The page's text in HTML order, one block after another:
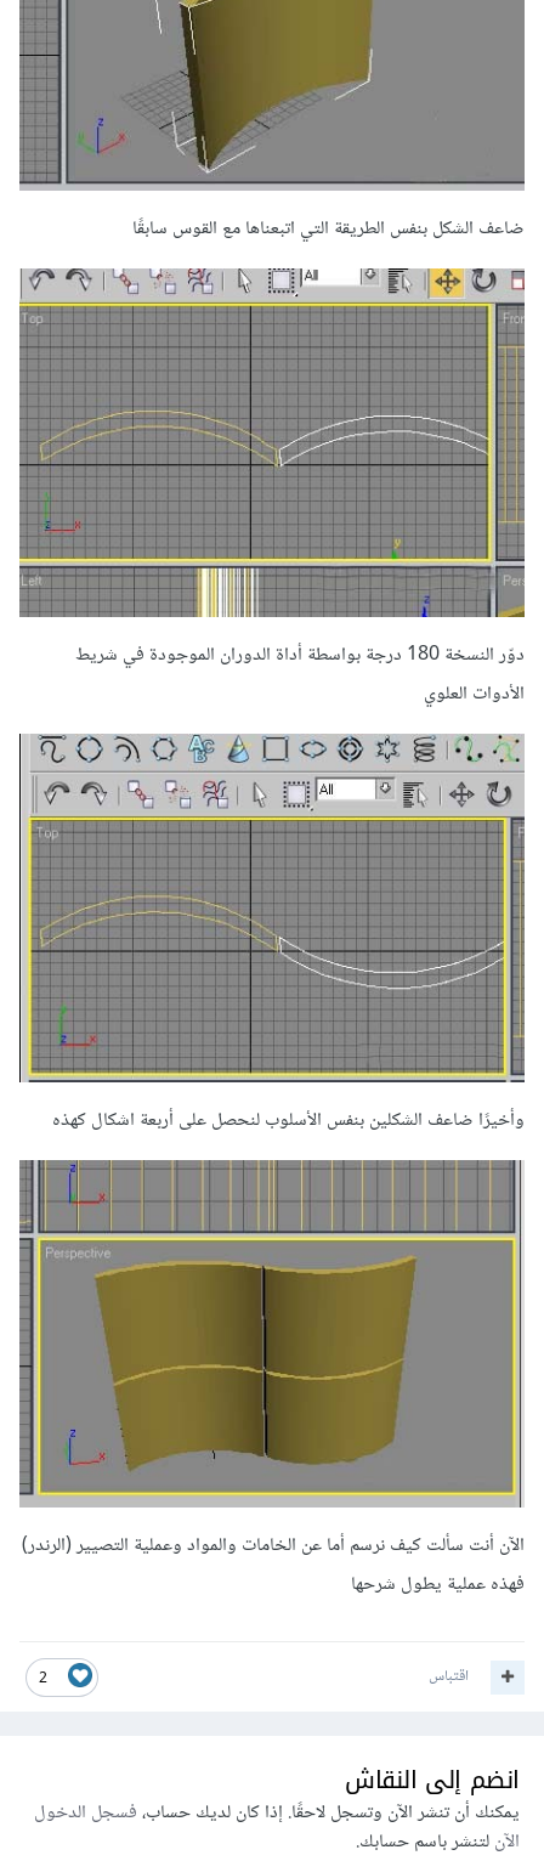
ضاعف الشكل بنفس الطريقة التي اتبعناها مع القوس سابقًا
دوّر النسخة 180 درجة بواسطة أداة الدوران الموجودة في شريط
الأدوات العلوي
وأخيرًا ضاعف الشكلين بنفس الأسلوب لنحصل على أربعة اشكال كهذه
الآن أنت سألت كيف نرسم أما عن الخامات والمواد وعملية التصيير (الرندر)
فهذه عملية يطول شرحها
2 اقتباس
انضم إلى النقاش
يمكنك أن تنشر الآن وتسجل لاحقًا. إذا كان لديك حساب،فسجل الدخول
الآنلتنشر باسم حسابك.